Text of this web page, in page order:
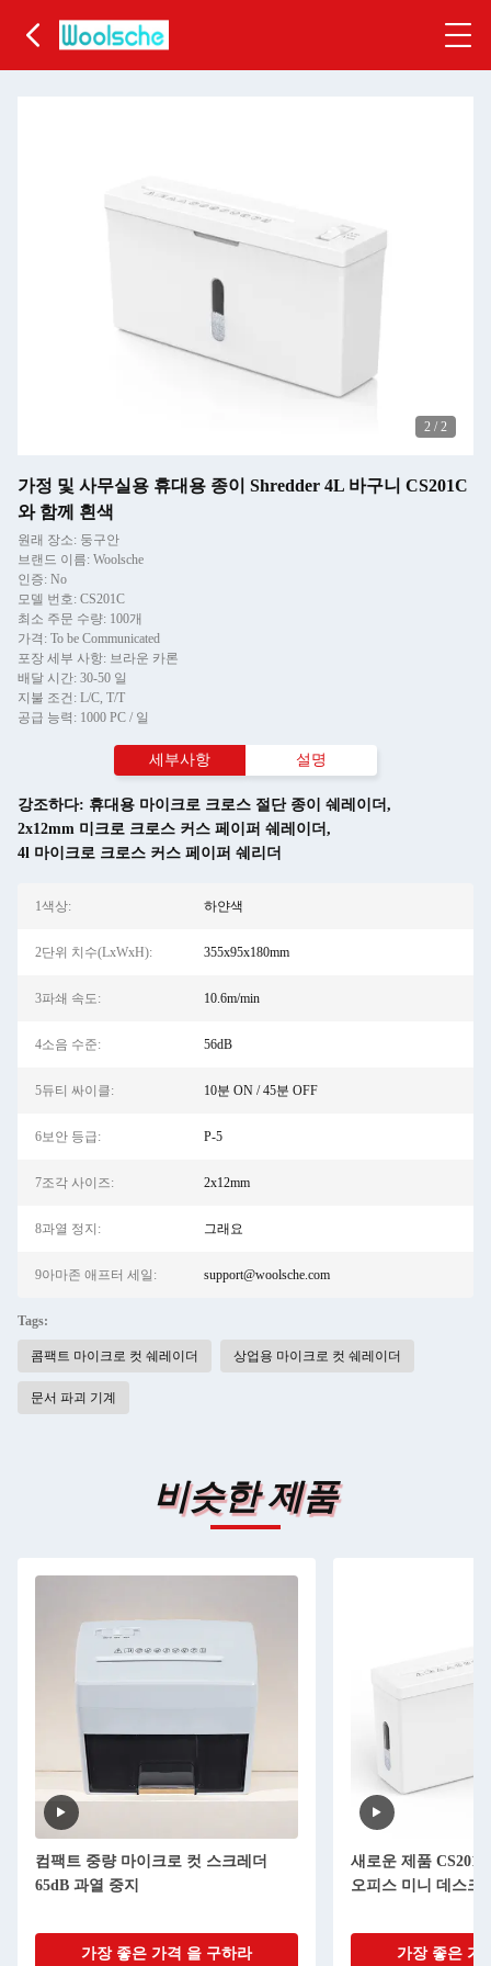
2 / 2
가정 및 사무실용 휴대용 종이 Shredder 4L 바구니 CS201C
와 함께 흰색
원래 장소: 둥구안
브랜드 이름: Woolsche
인증: No
모델 번호: CS201C
최소 주문 수량: 100개
가격: To be Communicated
포장 세부 사항: 브라운 카론
배달 시간: 30-50 일
지불 조건: L/C, T/T
공급 능력: 1000 PC / 일
세부사항 설명
강조하다: 휴대용 마이크로 크로스 절단 종이 쉐레이더 ,
2x12mm 미크로 크로스 커스 페이퍼 쉐레이더 ,
4l 마이크로 크로스 커스 페이퍼 쉐리더
1색상: 하얀색
2단위 치수(LxWxH): 355x95x180mm
3파쇄 속도: 10.6m/min
4소음 수준: 56dB
5듀티 싸이클: 10분 ON / 45분 OFF
6보안 등급: P-5
7조각 사이즈: 2x12mm
8과열 정지: 그래요
9아마존 애프터 세일: support@woolsche.com
Tags:
콤팩트 마이크로 컷 쉐레이더 상업용 마이크로 컷 쉐레이더
문서 파괴 기계
비슷한 제품
컴팩트 중량 마이크로 컷 스크레더
65dB 과열 중지
가장 좋은 가격 을 구하라
새로운 제품
오피스 미니 데스크
가장 좋은 가